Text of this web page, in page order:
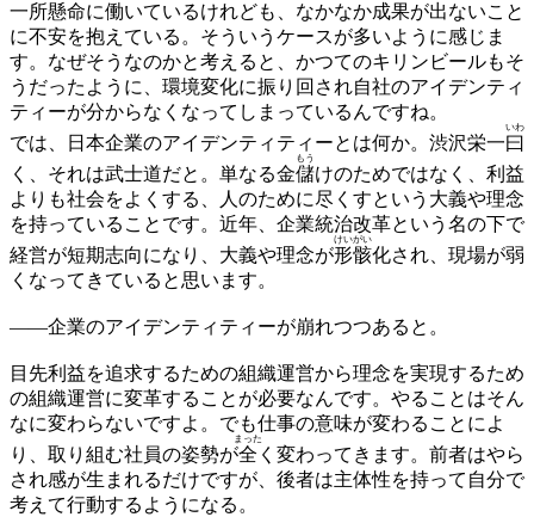
一所懸命に働いているけれども、なかなか成果が出ないこと
に不安を抱えている。そういうケースが多いように感じま
す。なぜそうなのかと考えると、かつてのキリンビールもそ
うだったように、環境変化に振り回され自社のアイデンティ
ティーが分からなくなってしまっているんですね。
では、日本企業のアイデンティティーとは何か。渋沢栄一曰
いわ
く、それは武士道だと。単なる金儲
もう
けのためではなく、利益
よりも社会をよくする、人のために尽くすという大義や理念
を持っていることです。近年、企業統治改革という名の下で
経営が短期志向になり、大義や理念が形骸
けいがい
化され、現場が弱
くなってきていると思います。
——企業のアイデンティティーが崩れつつあると。
目先利益を追求するための組織運営から理念を実現するため
の組織運営に変革することが必要なんです。やることはそん
なに変わらないですよ。でも仕事の意味が変わることによ
り、取り組む社員の姿勢が全
まった
く変わってきます。前者はやら
され感が生まれるだけですが、後者は主体性を持って自分で
考えて行動するようになる。